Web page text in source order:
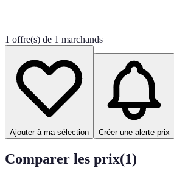
1 offre(s) de 1 marchands
Ajouter à ma sélection Créer une alerte prix
Comparer les prix(1)